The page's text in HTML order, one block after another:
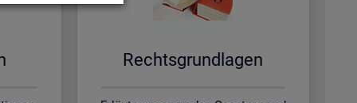
Rechts­grund­la­gen